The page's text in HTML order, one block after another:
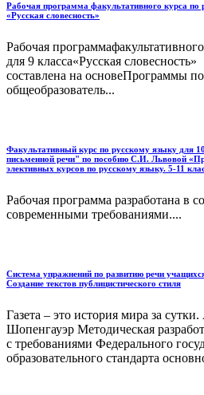
Рабочая программа факультативного курса по
«Русская словесность»
Рабочая
для 9 класса«Русская
составлена на основеПрограммы
общеобразователь...
Факультативный курс по русскому языку для
письменной речи" по пособию С.И. Львовой
элективных курсов по русскому языку. 5-11
Рабочая программа разработана в
современными требованиями....
Система упражнений по развитию речи
Создание текстов публицистического стиля
Газета – это история мира за
Шопенгауэр Методическая
с требованиями Федерального
образовательного стандарта